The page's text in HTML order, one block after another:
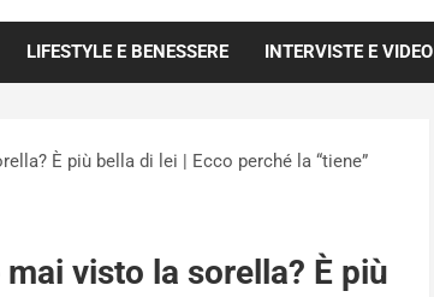
LIFESTYLE E BENESSERE INTERVISTE E VIDEO
È più bella di lei | Ecco perché la “tiene”
visto la sorella? È più